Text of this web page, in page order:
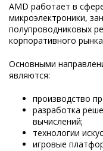
AMD работает в
микроэлектроники,
полупроводниковых
корпоративного
Основными
являются:
производство
разработка
вычислений;
технологии
игровые